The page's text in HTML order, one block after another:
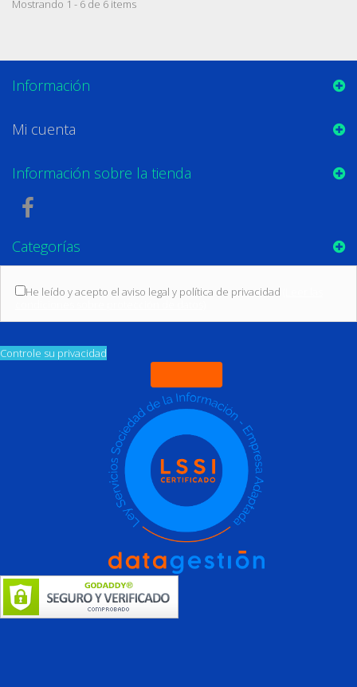
Mostrando 1 - 6 de 6 items
Información
Mi cuenta
Información sobre la tienda
Categorías
He leído y acepto el aviso legal y política de privacidad
Controle su privacidad